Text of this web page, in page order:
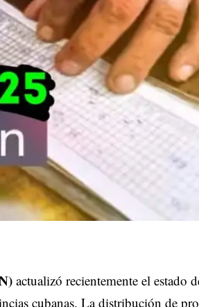
actualizó recientemente el estado
cubanas. La distribución de